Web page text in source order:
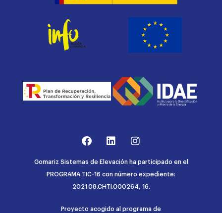
Gomariz Sistemas de Elevación ha participado en el
PROGRAMA TIC-16 con número expediente:
2021.08.CHTI.000264, 16.
Proyecto acogido al programa de